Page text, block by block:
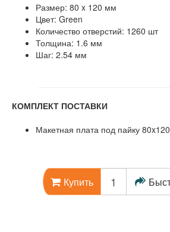
Размер: 80 x 120 мм
Цвет: Green
Количество отверстий: 1260 шт
Толщина: 1.6 мм
Шаг: 2.54 мм
КОМПЛЕКТ ПОСТАВКИ
Макетная плата под пайку
Купить